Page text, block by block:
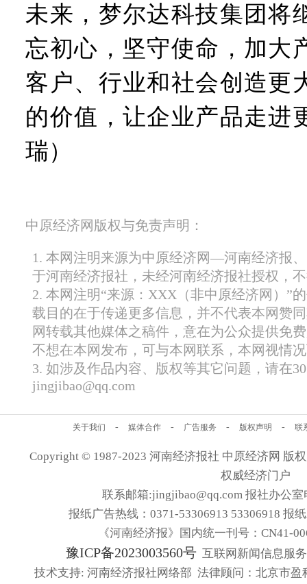
未来，梦尔达科技集团将
忘初心，坚守使命，加大
客户、行业和社会创造更
的价值，让企业产品走进
瑞）
中原经济网版权与免责声明：
1. 本网注明来源为中原经济网—河南经济报
于河南经济报社，未经河南经济报社授权，
2. 本网注明“来源：XXX（非中原经济网）”
载目的在于传递更多信息，并不代表本网赞
网转载其他媒体之稿件，意在为公众提供免
不想在本网发布，可与本网联系，本网视情
3. 如涉及作品内容、版权等其它问题，请在
jingjibao@qq.com
关于我们 - 媒体合作 - 广告服务 - 版权声明 - 联
Copyright © 1987-2023 河南经济报社 中原经济网 版
权威经济门户
联系邮箱:jingjibao@qq.com 报社办公
报纸广告热线：0371-53306913 53306918 报
《河南经济报》国内统一刊号：CN41-
豫ICP备2023003560号 互联网新闻信息服
技术支持: 河南经济报社网络部 法律顾问：北京市